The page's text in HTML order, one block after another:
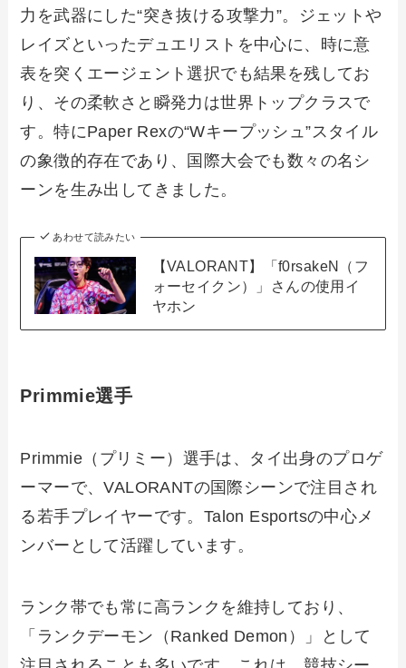
力を武器にした“突き抜ける攻撃力”。ジェットや
レイズといったデュエリストを中心に、時に意
表を突くエージェント選択でも結果を残してお
り、その柔軟さと瞬発力は世界トップクラスで
す。特にPaper Rexの“Wキープッシュ”スタイル
の象徴的存在であり、国際大会でも数々の名シ
ーンを生み出してきました。
あわせて読みたい
【VALORANT】「f0rsakeN（フ
ォーセイクン）」さんの使用イ
ヤホン
Primmie選手
Primmie（プリミー）選手は、タイ出身のプロゲ
ーマーで、VALORANTの国際シーンで注目され
る若手プレイヤーです。Talon Esportsの中心メ
ンバーとして活躍しています。
ランク帯でも常に高ランクを維持しており、
「ランクデーモン（Ranked Demon）」として